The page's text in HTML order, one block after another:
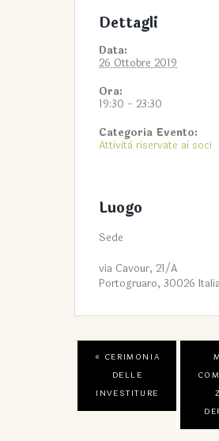
Dettagli
Data:
26 Ottobre 2019
Ora:
19:30 - 23:30
Categoria Evento:
Attività riservate ai soci
Luogo
Sede
via Cavour, 21/A
Portogruaro, 30026
« CERIMONIA
DELLE
INVESTITURE